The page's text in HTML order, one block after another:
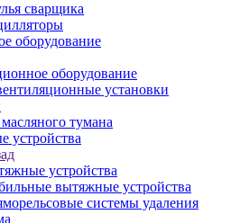
сварщика
оборудование
оборудование
установки
тумана
устройства
устройства
вытяжные устройства
системы удаления